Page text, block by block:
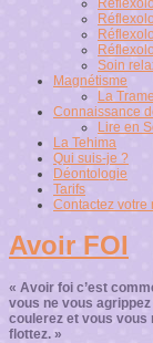
Soin
Magnétisme
La Trame
Connaissance
Lire en
La Tehima
Qui suis-je ?
Déontologie
Tarifs
Contactez votre
Avoir FOI
« Avoir foi c’est
vous ne vous
coulerez et vous vous
flottez. »